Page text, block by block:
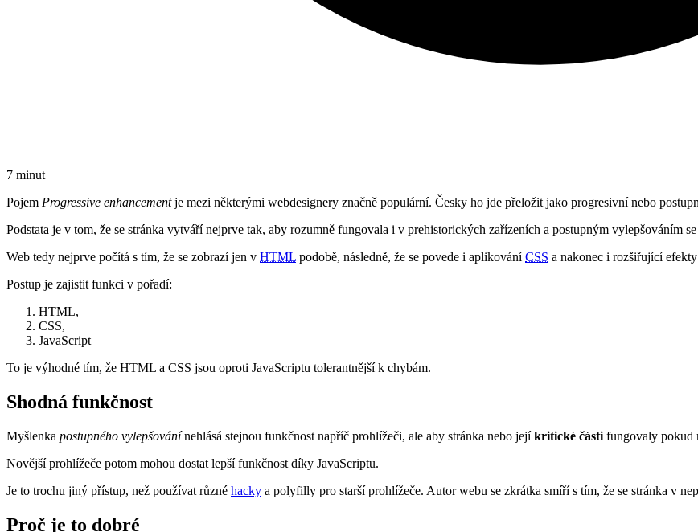
7 minut
Pojem Progressive enhancementje mezi některými webdesignery značně populární. Česky ho jde přeložit jako progresivní nebo
Podstata je v tom, že se stránka vytváří nejprve tak, aby rozumně fungovala i v prehistorických zařízeních a postupným vylepšováním
Web tedy nejprve počítá s tím, že se zobrazí jen v HTML podobě, následně, že se povede i aplikováníCSS a nakonec i rozšiřující
Postup je zajistit funkci v pořadí:
HTML,
CSS,
JavaScript
To je výhodné tím, že HTML a CSS jsou oproti JavaScriptu tolerantnější k chybám.
Shodná funkčnost
Myšlenka postupného vylepšovánínehlásá stejnou funkčnost napříč prohlížeči, ale aby stránka nebo jejíkritické části fungovaly pokud
Novější prohlížeče potom mohou dostat lepší funkčnost díky JavaScriptu.
Je to trochu jiný přístup, než používat různé hacky a polyfilly pro starší prohlížeče. Autor webu se zkrátka smíří s tím, že se stránka v
Proč je to dobré